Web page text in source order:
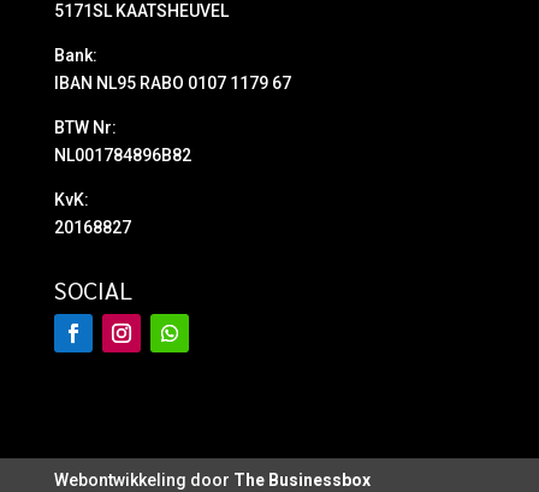
5171SL KAATSHEUVEL
Bank:
IBAN NL95 RABO 0107 1179 67
BTW Nr:
NL001784896B82
KvK:
20168827
SOCIAL
Webontwikkeling door The Businessbox